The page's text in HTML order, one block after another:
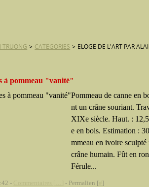
TRUONG > CATEGORIES > ELOGE DE L'ART PAR
à pommeau "vanité"
Pommeau de canne en
nt un crâne souriant.
XIXe siècle. Haut. :
e en bois. Estimation :
mmeau en ivoire sculpté
crâne humain. Fût en
Férule...
- - Permalien [ ]